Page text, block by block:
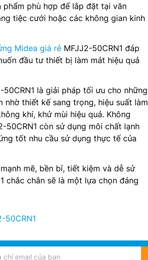
phẩm phù hợp để lắp đặt tại văn
tiệc cưới hoặc các không gian kinh
Midea giá rẻ MFJJ2-50CRN1 đáp
đầu tư thiết bị làm mát hiệu quả
là giải pháp tối ưu cho những
thiết kế sang trọng, hiệu suất làm
khí, khử mùi hiệu quả. Không
50CRN1 còn sử dụng môi chất lạnh
tốt nhu cầu sử dụng thực tế của
mẽ, bền bỉ, tiết kiệm và dễ sử
chắc chắn sẽ là một lựa chọn đáng
50CRN1